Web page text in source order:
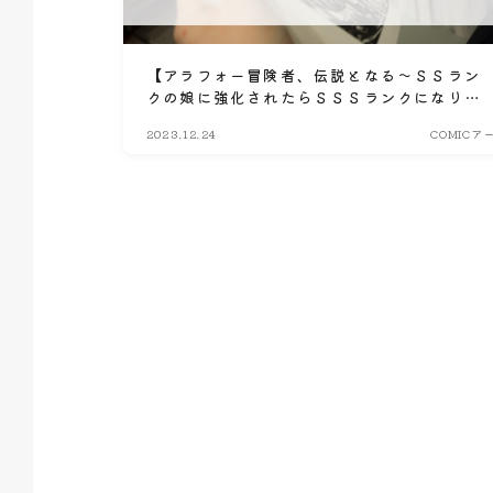
【アラフォー冒険者、伝説となる～ＳＳラン
クの娘に強化されたらＳＳＳランクになりま
サイトやアプリはある？電子書籍・コミック
2023.12.24 COMICア